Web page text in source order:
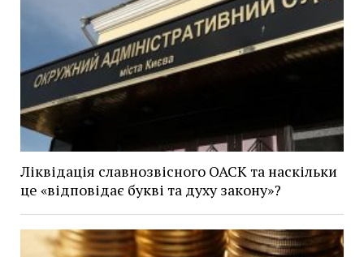
Ліквідація славнозвісного ОАСК та наскільки
це «відповідає букві та духу закону»?